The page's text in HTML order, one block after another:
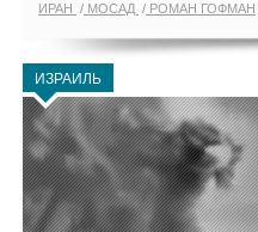
ИРАН МОСАД РОМАН ГОФМАН
ИЗРАИЛЬ